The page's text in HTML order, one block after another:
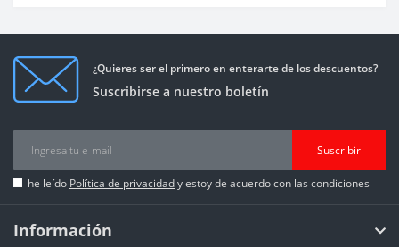
¿Quieres ser el primero en enterarte de los descuentos?
Suscribirse a nuestro boletín
Suscribir
he leído Política de privacidady estoy de acuerdo con las condiciones
Información